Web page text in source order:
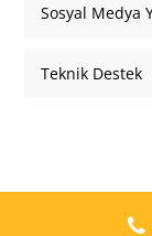
Sosyal Medya
Teknik Destek